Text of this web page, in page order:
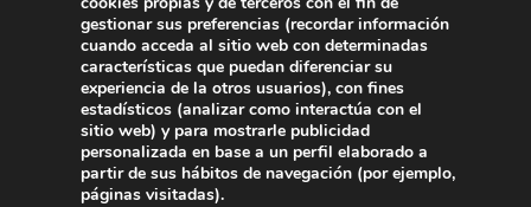
gestionar sus preferencias (recordar información
cuando acceda al sitio web con determinadas
características que puedan diferenciar su
experiencia de la otros usuarios), con fines
estadísticos (analizar como interactúa con el
sitio web) y para mostrarle publicidad
personalizada en base a un perfil elaborado a
partir de sus hábitos de navegación (por ejemplo,
páginas visitadas).